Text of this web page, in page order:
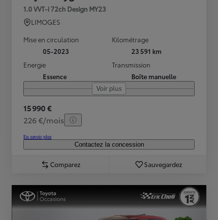
1.0 VVT-i 72ch Design MY23
LIMOGES
Mise en circulation
05-2023
Kilométrage
23 591 km
Energie
Essence
Transmission
Boîte manuelle
Voir plus
15 990 €
226 €/mois
En savoir plus
Contactez la concession
Comparez Sauvegardez